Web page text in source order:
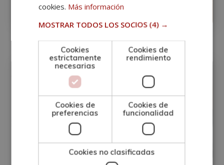
Marketing Internacional
cookies. Más información
MOSTRAR TODOS LOS SOCIOS (4) →
Cookies
estrictamente
necesarias
Cookies de
rendimiento
Cookies de
preferencias
Cookies de
funcionalidad
Cookies no clasificadas